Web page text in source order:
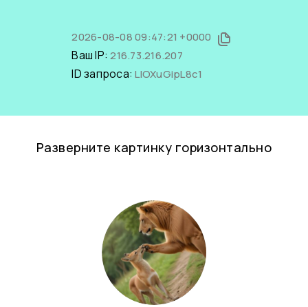
2026-08-08 09:47:21 +0000
Ваш IP:216.73.216.207
ID запроса:LlOXuGipL8c1
Разверните картинку горизонтально